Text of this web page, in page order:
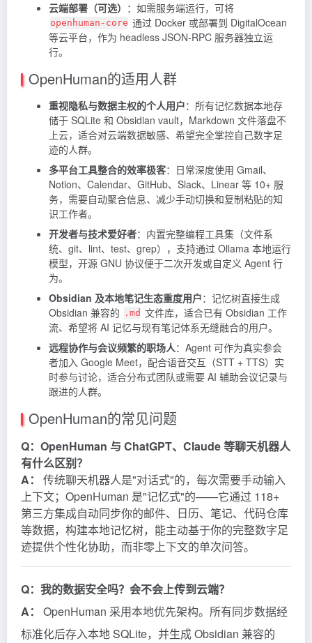
云端部署（可选） ：如需服务端运行，可将
openhuman-core 通过 Docker 或部署到 DigitalOcean
等云平台，作为 headless JSON-RPC 服务器独立运
行。
OpenHuman的适用人群
重视隐私与数据主权的个人用户：所有记忆数据本地存
储于 SQLite 和 Obsidian vault，Markdown 文件落盘不
上云，适合对云端数据敏感、希望完全掌控自己数字足
迹的人群。
多平台工具整合的效率极客：日常深度使用 Gmail、
Notion、Calendar、GitHub、Slack、Linear 等 10+ 服
务，需要自动聚合信息、减少手动切换和复制粘贴的知
识工作者。
开发者与技术爱好者：内置完整编程工具集（文件系
统、git、lint、test、grep），支持通过 Ollama 本地运行
模型，开源 GNU 协议便于二次开发或自定义 Agent 行
为。
Obsidian 及本地笔记生态重度用户：记忆树直接生成
Obsidian 兼容的
.md 文件库，适合已有 Obsidian 工作
流、希望将 AI 记忆与现有笔记体系无缝融合的用户。
远程协作与会议频繁的职场人：Agent 可作为真实参会
者加入 Google Meet，配合语音交互（STT + TTS）实
时参与讨论，适合分布式团队或需要 AI 辅助会议记录与
跟进的人群。
OpenHuman的常见问题
Q：OpenHuman 与 ChatGPT、Claude 等聊天机器人
有什么区别？
A：
传统聊天机器人是"对话式"的，每次需要手动输入
上下文；OpenHuman 是"记忆式"的——它通过 118+
第三方集成自动同步你的邮件、日历、笔记、代码仓库
等数据，构建本地记忆树，能主动基于你的完整数字足
迹提供个性化协助，而非零上下文的单次问答。
Q：我的数据安全吗？会不会上传到云端？
A：
OpenHuman 采用本地优先架构。所有同步数据经
标准化后存入本地 SQLite，并生成 Obsidian 兼容的